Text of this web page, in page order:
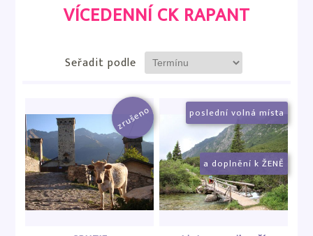
VÍCEDENNÍ CK RAPANT
Seřadit podle
zrušeno poslední volná místa
a doplnění k ŽENĚ